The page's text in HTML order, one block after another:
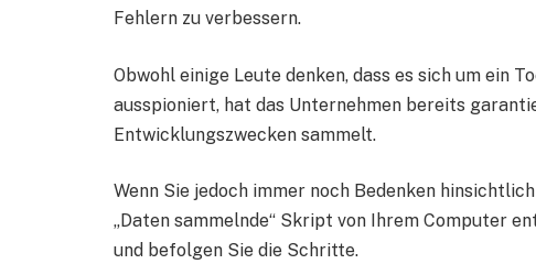
Fehlern zu verbessern.
Obwohl einige Leute denken, dass es sich um ein
ausspioniert, hat das Unternehmen bereits
Entwicklungszwecken sammelt.
Wenn Sie jedoch immer noch Bedenken
„Daten sammelnde“ Skript von Ihrem Computer
und befolgen Sie die Schritte.